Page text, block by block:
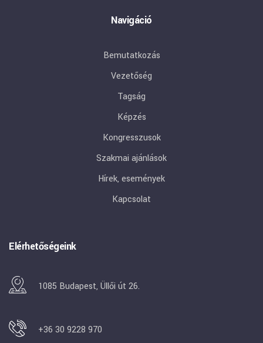
Navigáció
Bemutatkozás
Vezetőség
Tagság
Képzés
Kongresszusok
Szakmai ajánlások
Hírek, események
Kapcsolat
Elérhetőségeink
1085 Budapest, Üllői út 26.
+36 30 9228 970